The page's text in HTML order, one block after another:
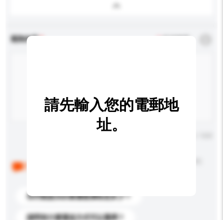
查詢內容
你們能提供的最優惠價格是多少？
請問有什麼運送方式可以選擇？
請先輸入您的電郵地
址。